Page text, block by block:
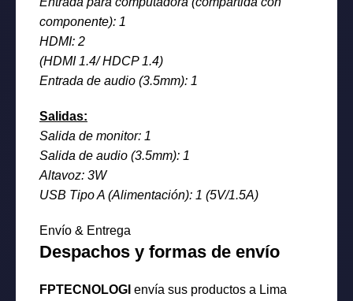
componente): 1
HDMI: 2
(HDMI 1.4/ HDCP 1.4)
Entrada de audio (3.5mm): 1
Salidas:
Salida de monitor: 1
Salida de audio (3.5mm): 1
Altavoz: 3W
USB Tipo A (Alimentación): 1 (5V/1.5A)
Envío & Entrega
Despachos y formas de envío
FPTECNOLOGI envía sus productos a Lima